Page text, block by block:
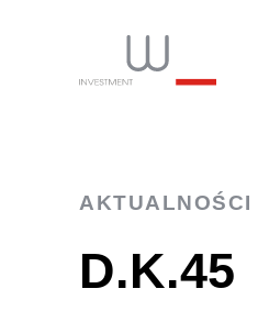
AKTUALNOŚCI
D.K.45